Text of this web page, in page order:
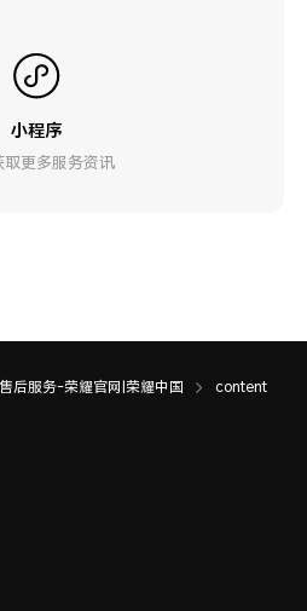
小程序
取更多服务资讯
后服务-荣耀官网|荣耀中国 content